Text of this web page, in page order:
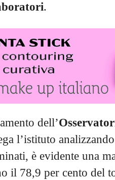
.
dell’
l’istituto
è evidente una
il 78,9 per cento del